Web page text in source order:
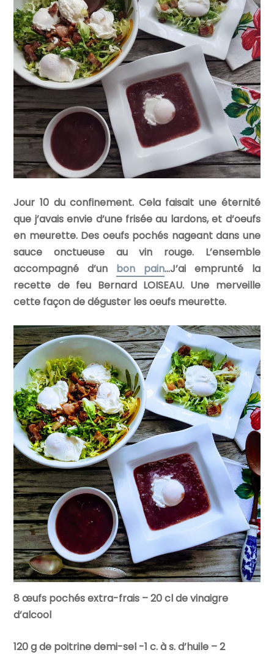
Jour 10 du confinement. Cela faisait une éternité
que j’avais envie d’une frisée au lardons, et d’oeufs
en meurette. Des oeufs pochés nageant dans une
sauce onctueuse au vin rouge. L’ensemble
accompagné d’un bon pain…J’ai emprunté la
recette de feu Bernard LOISEAU. Une merveille
cette façon de déguster les oeufs meurette.
8 œufs pochés extra-frais –20 cl de vinaigre
d’alcool
120 g de poitrine demi-sel -1 c. à s. d’huile – 2